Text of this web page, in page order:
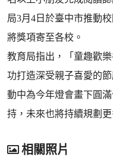
局3月4日於臺中市推動
將獎項寄至各校。
教育局指出，「童趣歡
功打造深受親子喜愛的
動中為今年燈會畫下圓
持，未來也將持續規劃
相關照片